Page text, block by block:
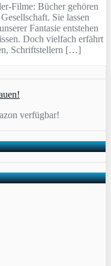
Filme: Bücher gehören
Sie lassen
Fantasie entstehen
Doch vielfach erfährt
Schriftstellern […]
verfügbar!